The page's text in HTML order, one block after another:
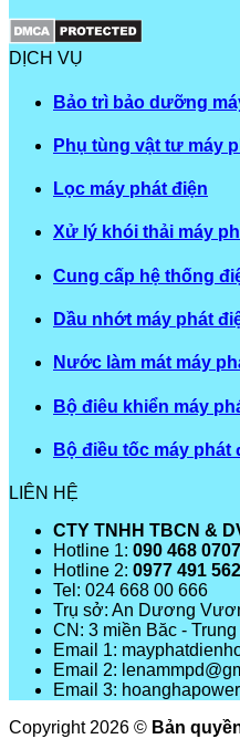
DỊCH VỤ
Bảo trì bảo dưỡng
Phụ tùng vật tư máy
Lọc máy phát điện
Xử lý khói thải máy
Cung cấp hệ thống
Dầu nhớt máy phát
Nước làm mát máy
Bộ điêu khiển máy
Bộ điều tốc máy phát
LIÊN HỆ
CTY TNHH TBCN &
Hotline 1: 090 468 0707
Hotline 2: 0977 491 562
Tel: 024 668 00 666
Trụ sở: An Dương
CN: 3 miền Băc -
Email 1:
Email 2:
Email 3:
Copyright 2026 © Bản